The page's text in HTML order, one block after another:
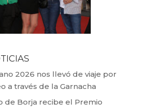
2026 nos llevó de viaje por
a través de la Garnacha
de Borja recibe el Premio